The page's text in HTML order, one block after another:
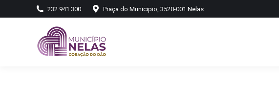
232 941 300 Praça do Municipio, 3520-001 Nelas